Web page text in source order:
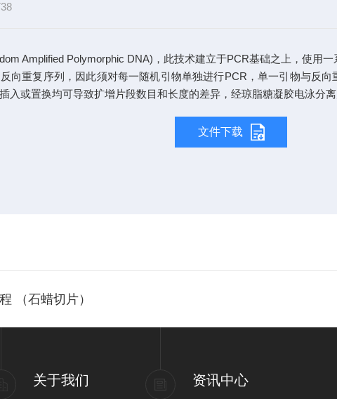
Amplified Polymorphic DNA)，此技术建立于PCR基础之上，使用
向重复序列，因此须对每一随机引物单独进行PCR，单一引物与反
入或置换均可导致扩增片段数目和长度的差异，经琼脂糖凝胶电泳分
文件下载
（石蜡切片）
关于我们 资讯中心